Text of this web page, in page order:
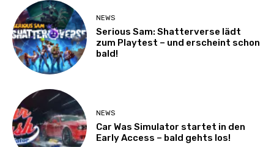
NEWS
Serious Sam: Shatterverse lädt
zum Playtest – und erscheint schon
bald!
NEWS
Car Was Simulator startet in den
Early Access – bald gehts los!